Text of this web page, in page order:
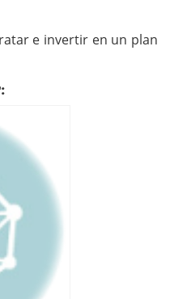
e invertir en un plan